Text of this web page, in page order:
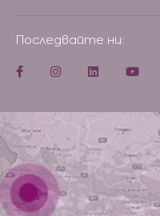
Последвайте ни: